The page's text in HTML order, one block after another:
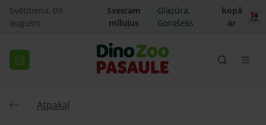
Svētdiena, 09.
augusts
Sveicam
mīluļus
Glazūra,
Gorošeks
kopā
ar
Atpakaļ